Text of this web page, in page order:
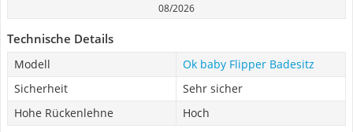
08/2026
Technische Details
Modell
Ok baby Flipper Badesitz
Sicherheit
Sehr sicher
Hohe Rückenlehne
Hoch